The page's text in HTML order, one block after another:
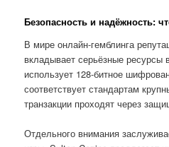
Безопасность и надёжность:
В мире онлайн-гемблинга
вкладывает серьёзные ресурсы
использует 128-битное
соответствует стандартам
транзакции проходят через
Отдельного внимания